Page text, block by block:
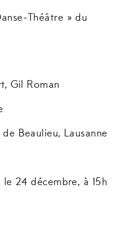
Théâtre » du
Gil Roman
Beaulieu, Lausanne
24 décembre, à 15h